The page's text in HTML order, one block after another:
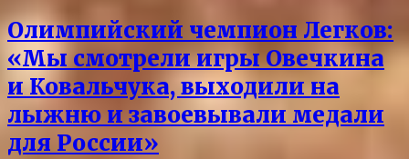
Олимпийский чемпион Легков:
«Мы смотрели игры Овечкина
и Ковальчука, выходили на
лыжню и завоевывали медали
для России»